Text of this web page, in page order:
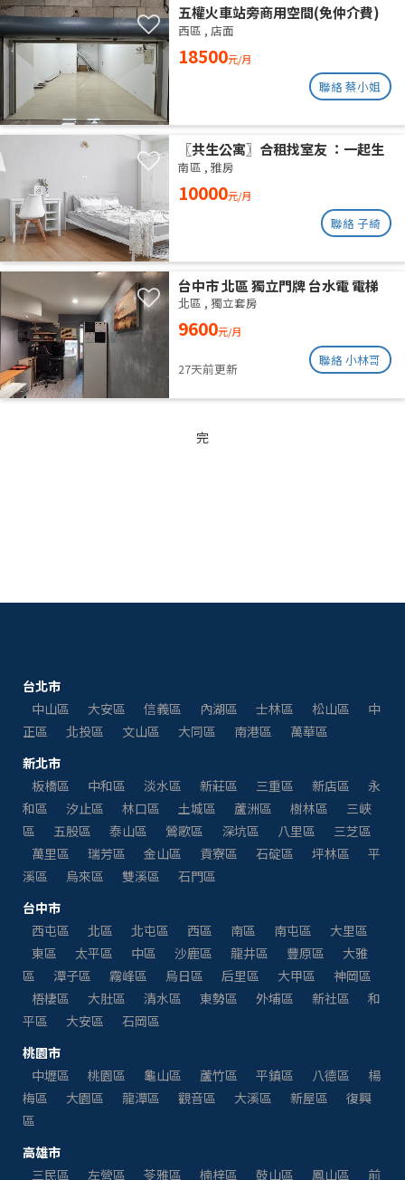
五權火車站旁商用空間(免仲介費)
西區 , 店面
18500元/月
聯絡 蔡小姐
〖共生公寓〗合租找室友 ：一起生
活在良善的居家環境
南區 , 雅房
10000元/月
聯絡 子綺
台中市 北區 獨立門牌 台水電 電梯
大樓 位於14樓 權狀10坪 有獨立陽
台通風採光好 獨曬獨洗 不會淋雨
北區 , 獨立套房
9600元/月
27天前更新
聯絡 小林哥
完
台北市
中山區
大安區 信義區 內湖區 士林區 松山區
中
正區
北投區 文山區 大同區 南港區
萬華區
新北市
板橋區
中和區 淡水區 新莊區 三重區 新店區
永
和區
汐止區 林口區 土城區 蘆洲區 樹林區
三峽
區
五股區 泰山區 鶯歌區 深坑區 八里區
三芝區
萬里區
瑞芳區 金山區 貢寮區 石碇區 坪林區
平
溪區
烏來區 雙溪區
石門區
台中市
西屯區
北區 北屯區 西區 南區 南屯區
大里區
東區
太平區 中區 沙鹿區 龍井區 豐原區
大雅
區
潭子區 霧峰區 烏日區 后里區 大甲區
神岡區
梧棲區
大肚區 清水區 東勢區 外埔區 新社區
和
平區
大安區
石岡區
桃園市
中壢區
桃園區 龜山區 蘆竹區 平鎮區 八德區
楊
梅區
大園區 龍潭區 觀音區 大溪區 新屋區
復興
區
高雄市
三民區
左營區 苓雅區 楠梓區 鼓山區 鳳山區 前